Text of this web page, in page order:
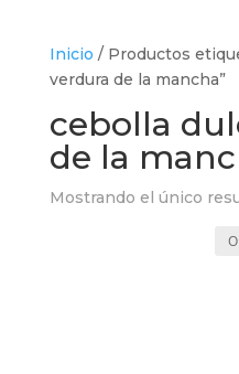
Inicio / Productos
verdura de la mancha”
cebolla
de la
Mostrando el único